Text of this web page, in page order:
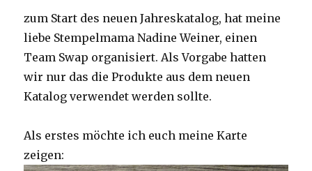
zum Start des neuen Jahreskatalog, hat meine
liebe Stempelmama Nadine Weiner, einen
Team Swap organisiert. Als Vorgabe hatten
wir nur das die Produkte aus dem neuen
Katalog verwendet werden sollte.
Als erstes möchte ich euch meine Karte
zeigen: